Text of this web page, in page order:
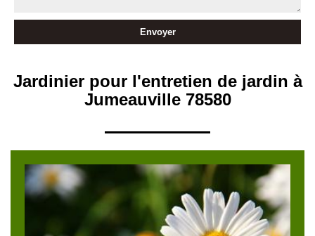
Jardinier pour l'entretien de jardin à
Jumeauville 78580